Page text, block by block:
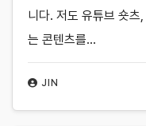
JIN
니다. 저도 유튜브 숏츠
는 콘텐츠를…